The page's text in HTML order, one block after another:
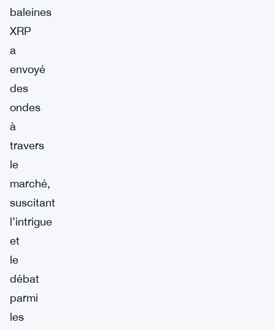
baleines
XRP
a
envoyé
des
ondes
à
travers
le
marché,
suscitant
l’intrigue
et
le
débat
parmi
les